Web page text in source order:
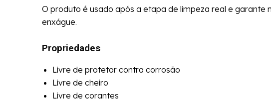
O produto é usado após a etapa de limpeza real e garante
enxágue.
Propriedades
Livre de protetor contra corrosão
Livre de cheiro
Livre de corantes